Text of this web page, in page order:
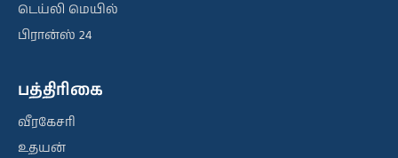
டெய்லி மெயில்
பிரான்ஸ் 24
பத்திரிகை
வீரகேசரி
உதயன்